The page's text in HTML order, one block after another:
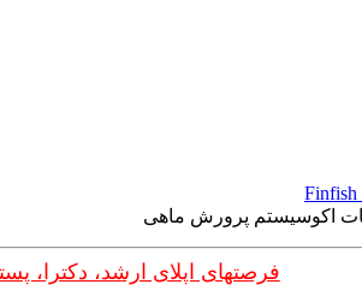
فرصتهای اپلای ارشد،